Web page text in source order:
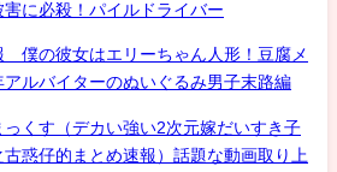
害に必殺！パイルドライバー
僕の彼女はエリーちゃん人形！豆腐メ
ルバイターのぬいぐるみ男子末路編
くす（デカい強い2次元嫁だいすき子
惑仔的まとめ速報）話題な動画取り上